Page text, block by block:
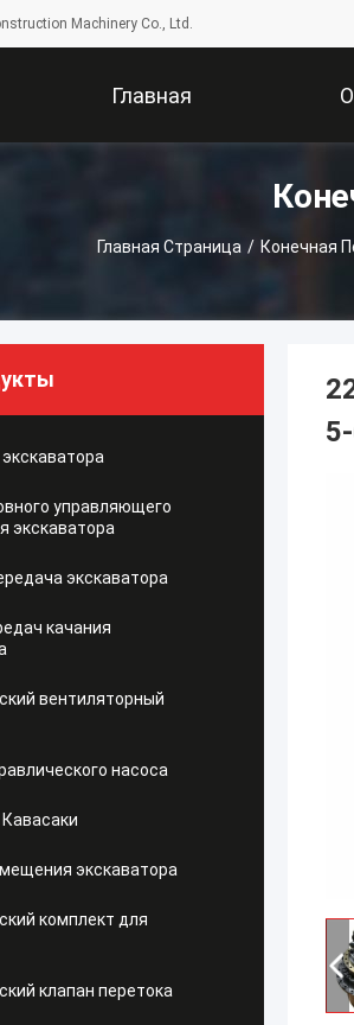
Machinery Co., Ltd.
Главная О
Компании
Главная Страница / Конечная
управляющего
экскаватора
экскаватора
качания
вентиляторный
насоса
экскаватора
комплект для
клапан перетока